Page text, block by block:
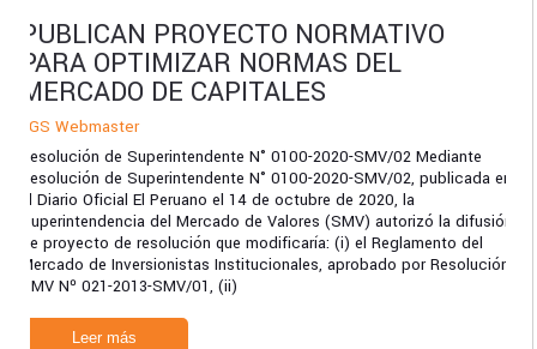
PUBLICAN PROYECTO NORMATIVO
PARA OPTIMIZAR NORMAS DEL
MERCADO DE CAPITALES
TGS Webmaster
Resolución de Superintendente N° 0100-2020-SMV/02 Mediante
Resolución de Superintendente N° 0100-2020-SMV/02, publicada en
el Diario Oficial El Peruano el 14 de octubre de 2020, la
Superintendencia del Mercado de Valores (SMV) autorizó la difusión
de proyecto de resolución que modificaría: (i) el Reglamento del
Mercado de Inversionistas Institucionales, aprobado por Resolución
SMV Nº 021-2013-SMV/01, (ii)
Leer más